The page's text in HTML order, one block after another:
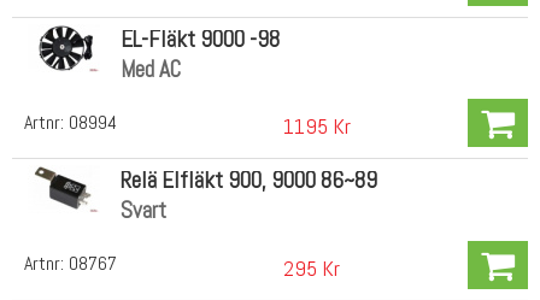
Artnr: 08994
EL-Fläkt 9000 -98
Med AC
1195 Kr
Artnr: 08767
Relä Elfläkt 900, 9000 86~89
Svart
295 Kr